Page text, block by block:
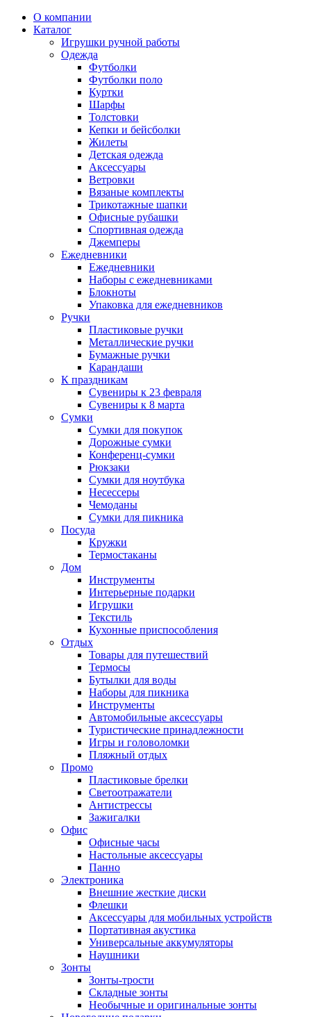
О компании
Каталог
Игрушки ручной работы
Одежда
Футболки
Футболки поло
Куртки
Шарфы
Толстовки
Кепки и бейсболки
Жилеты
Детская одежда
Аксессуары
Ветровки
Вязаные комплекты
Трикотажные шапки
Офисные рубашки
Спортивная одежда
Джемперы
Ежедневники
Ежедневники
Наборы с ежедневниками
Блокноты
Упаковка для ежедневников
Ручки
Пластиковые ручки
Металлические ручки
Бумажные ручки
Карандаши
К праздникам
Сувениры к 23 февраля
Сувениры к 8 марта
Сумки
Сумки для покупок
Дорожные сумки
Конференц-сумки
Рюкзаки
Сумки для ноутбука
Несессеры
Чемоданы
Сумки для пикника
Посуда
Кружки
Термостаканы
Дом
Инструменты
Интерьерные подарки
Игрушки
Текстиль
Кухонные приспособления
Отдых
Товары для путешествий
Термосы
Бутылки для воды
Наборы для пикника
Инструменты
Автомобильные аксессуары
Туристические принадлежности
Игры и головоломки
Пляжный отдых
Промо
Пластиковые брелки
Светоотражатели
Антистрессы
Зажигалки
Офис
Офисные часы
Настольные аксессуары
Панно
Электроника
Внешние жесткие диски
Флешки
Аксессуары для мобильных устройств
Портативная акустика
Универсальные аккумуляторы
Наушники
Зонты
Зонты-трости
Складные зонты
Необычные и оригинальные зонты